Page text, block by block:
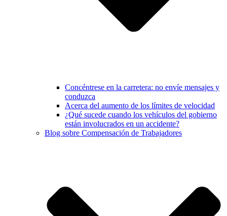
Concéntrese en la carretera: no envíe mensajes y
conduzca
Acerca del aumento de los límites de velocidad
¿Qué sucede cuando los vehículos del gobierno
están involucrados en un accidente?
Blog sobre Compensación de Trabajadores